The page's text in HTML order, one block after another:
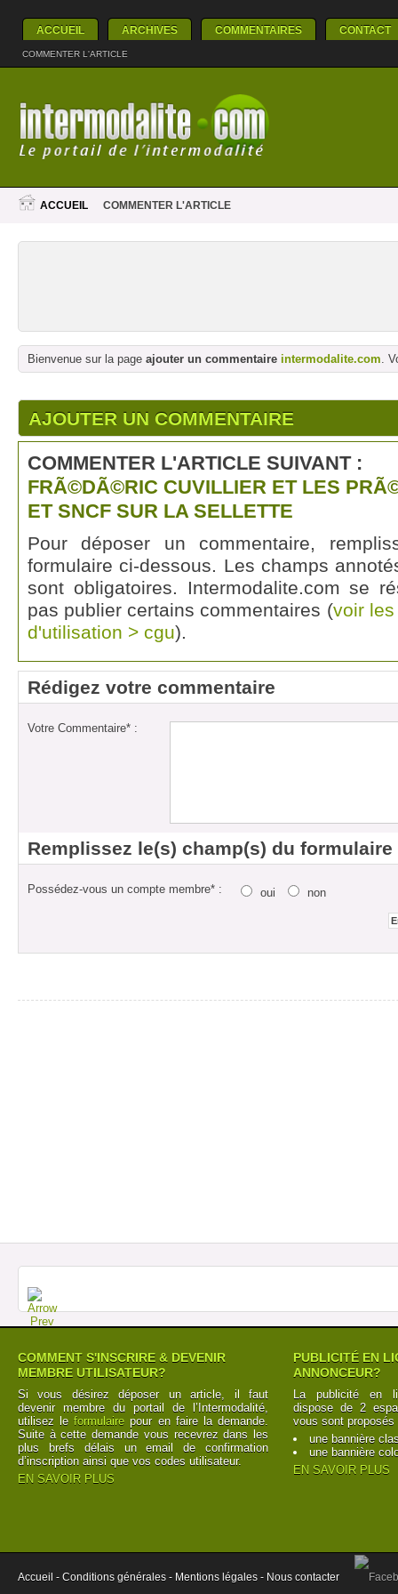
ACCUEIL ARCHIVES COMMENTAIRES CONTACT
COMMENTER L'ARTICLE
ACCUEIL COMMENTER L'ARTICLE
Bienvenue sur la page ajouter un commentaire intermodalite.com.
AJOUTER UN COMMENTAIRE
COMMENTER L'ARTICLE SUIVANT :
FRÃ©DÃ©RIC CUVILLIER ET LES
ET SNCF SUR LA SELLETTE
Pour déposer un commentaire,
formulaire ci-dessous. Les champs
sont obligatoires. Intermodalite.com se
pas publier certains commentaires (voir
d'utilisation > cgu).
Rédigez votre commentaire
Votre Commentaire* :
Remplissez le(s) champ(s) du formulaire
Possédez-vous un compte membre* : oui non
COMMENT S'INSCRIRE & DEVENIR
MEMBRE UTILISATEUR?
Si vous désirez déposer un article, il faut
devenir membre du portail de l’Intermodalité,
utilisez leformulaire pour en faire la demande.
Suite à cette demande vous recevrez dans les
plus brefs délais un email de confirmation
d’inscription ainsi que vos codes utilisateur.
EN SAVOIR PLUS
PUBLICITÉ EN
ANNONCEUR?
La publicité en
dispose de 2
vous sont proposés
une bannière
une bannière
EN SAVOIR PLUS
Accueil - Conditions générales - Mentions légales - Nous contacter